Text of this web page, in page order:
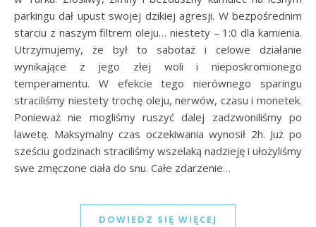
parkingu dał upust swojej dzikiej agresji. W bezpośrednim
starciu z naszym filtrem oleju… niestety – 1:0 dla kamienia.
Utrzymujemy, że był to sabotaż i celowe działanie
wynikające z jego złej woli i nieposkromionego
temperamentu. W efekcie tego nierównego sparingu
straciliśmy niestety trochę oleju, nerwów, czasu i monetek.
Ponieważ nie mogliśmy ruszyć dalej zadzwoniliśmy po
lawetę. Maksymalny czas oczekiwania wynosił 2h. Już po
sześciu godzinach straciliśmy wszelaką nadzieję i ułożyliśmy
swe zmęczone ciała do snu. Całe zdarzenie…
DOWIEDZ SIĘ WIĘCEJ